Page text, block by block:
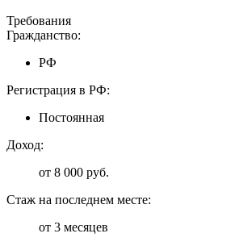
Требования
Гражданство:
РФ
Регистрация в РФ:
Постоянная
Доход:
от 8 000 руб.
Стаж на последнем месте:
от 3 месяцев